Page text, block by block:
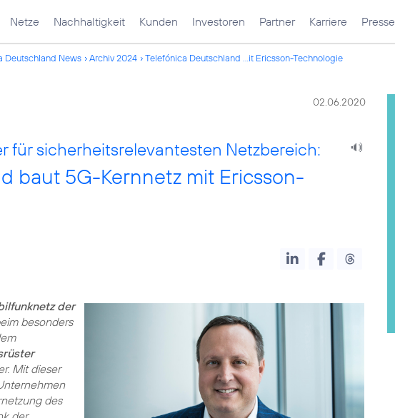
Netze Nachhaltigkeit Kunden Investoren Partner Karriere Presse
Deutschland News Archiv 2024 Telefónica Deutschland ...it Ericsson-Technologie
02.06.2020
für sicherheitsrelevantesten Netzbereich:
baut 5G-Kernnetz mit Ericsson-
der
besonders
Mit dieser
des